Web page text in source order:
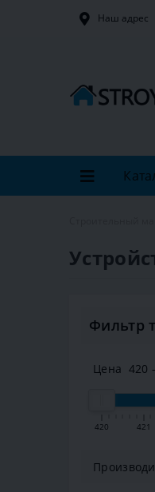
Наш адрес
Фильтр
Цена 420 -
420 421